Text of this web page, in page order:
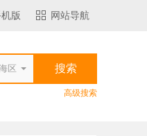
版 网站导航
高级搜索